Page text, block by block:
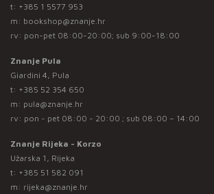
t: +385 1 5577 953
m: bookshop@znanje.hr
rv: pon-pet 08:00-20:00; sub 9:00-18:00
Znanje Pula
Giardini 4, Pula
t: +385 52 354 650
m: pula@znanje.hr
rv: pon - pet 08:00 - 20:00 ; sub 08:00 – 14:00
Znanje Rijeka - Korzo
Užarska 1, Rijeka
t: +385 51 582 091
m: rijeka@znanje.hr